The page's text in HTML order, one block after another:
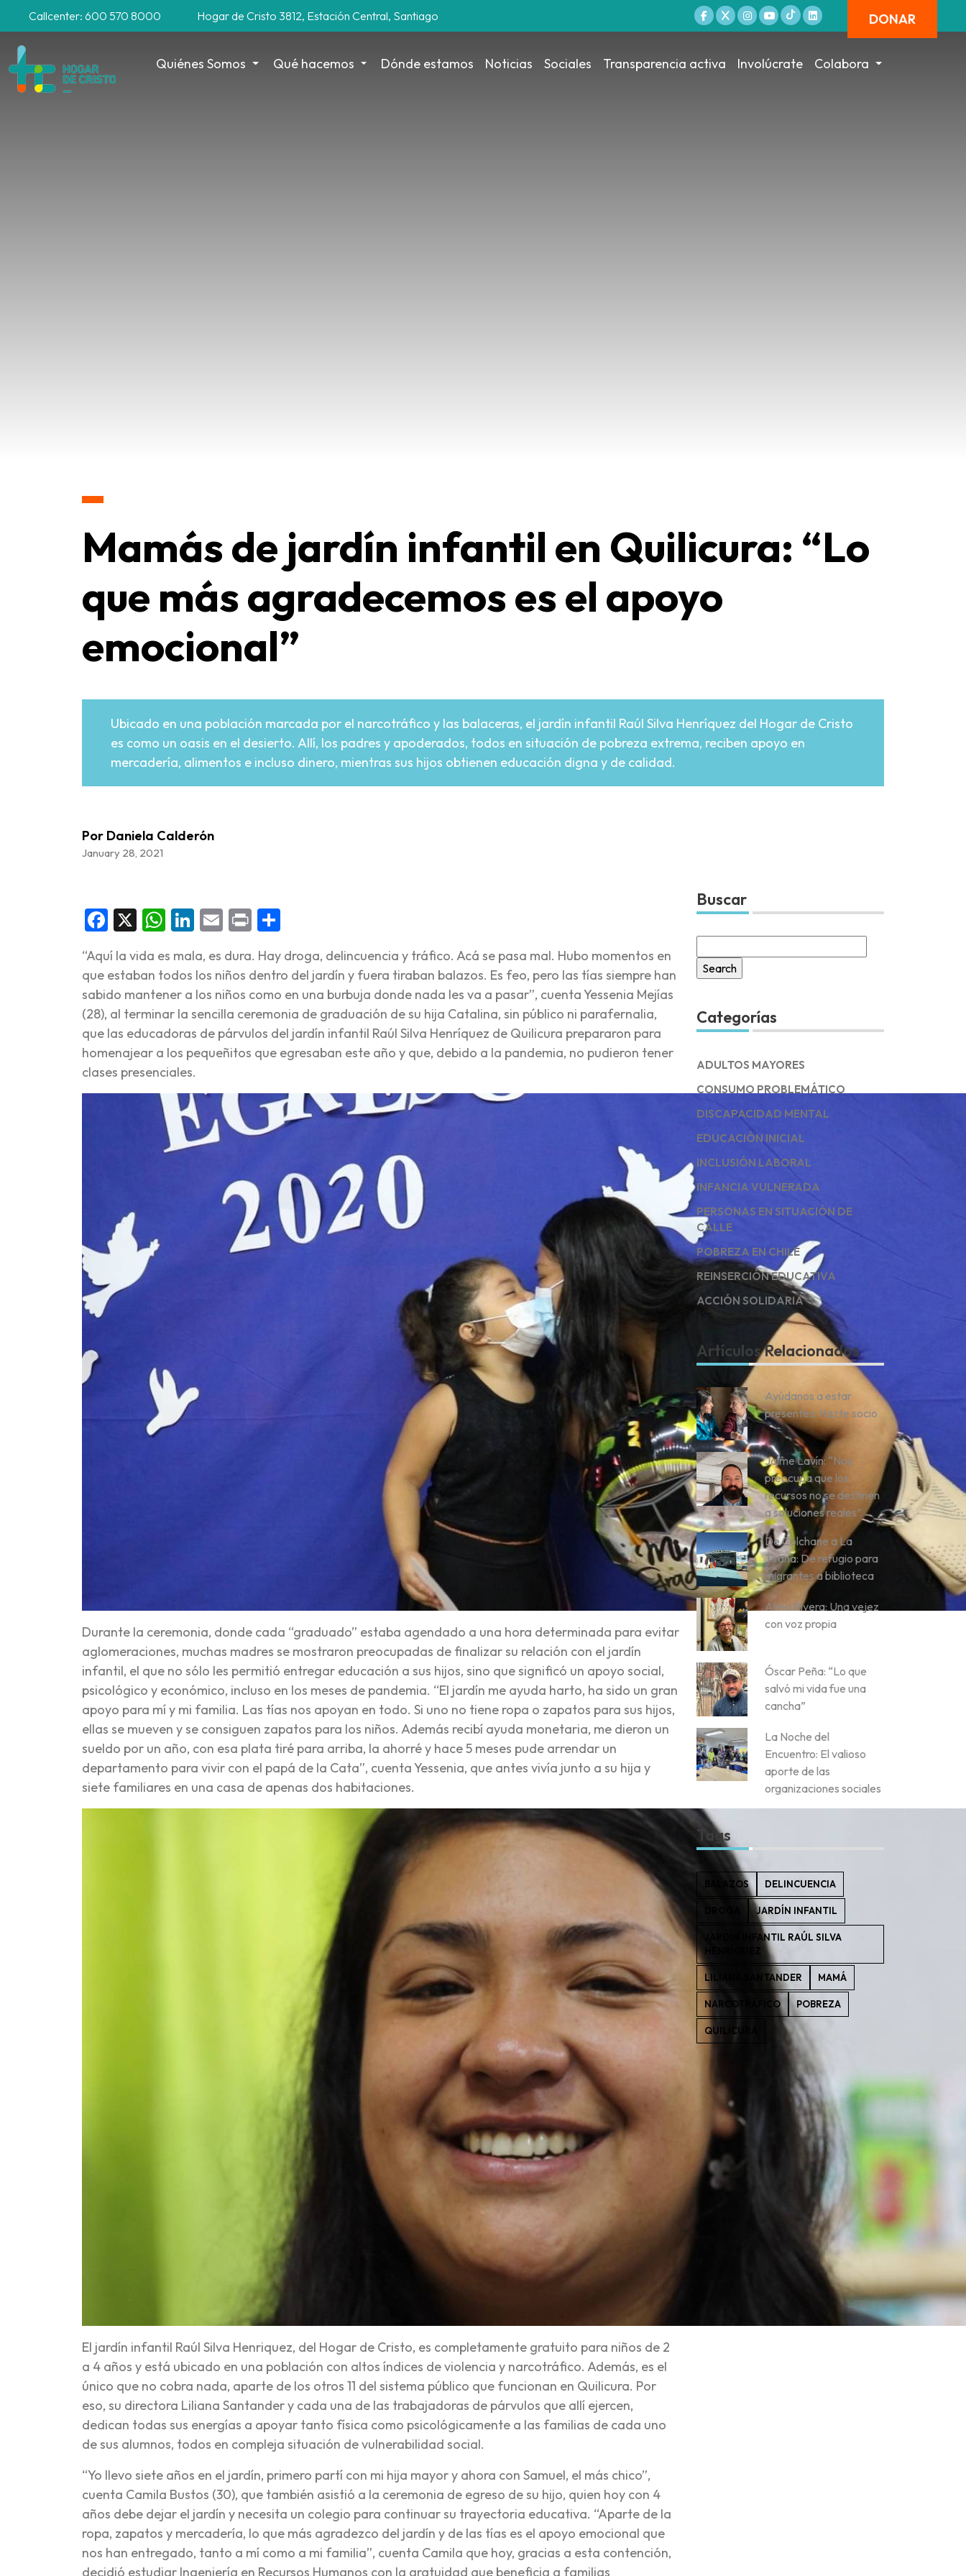
Callcenter: 600 570 8000 Hogar de Cristo 3812, Estación Central, Santiago DONAR
Quiénes Somos Qué hacemos Dónde estamos Noticias Sociales Transparencia activa Involúcrate Colabora
Mamás de jardín infantil en Quilicura: “Lo
que más agradecemos es el apoyo
emocional”
Ubicado en una población marcada por el narcotráfico y las balaceras, el jardín infantil Raúl Silva Henríquez del Hogar de Cristo
es como un oasis en el desierto. Allí, los padres y apoderados, todos en situación de pobreza extrema, reciben apoyo en
mercadería, alimentos e incluso dinero, mientras sus hijos obtienen educación digna y de calidad.
Por Daniela Calderón
January 28, 2021
Facebook
X WhatsApp
LinkedIn
Email
Print
“Aquí la vida es mala, es dura. Hay droga, delincuencia y tráfico. Acá se pasa mal. Hubo momentos en
que estaban todos los niños dentro del jardín y fuera tiraban balazos. Es feo, pero las tías siempre han
sabido mantener a los niños como en una burbuja donde nada les va a pasar”, cuenta Yessenia Mejías
(28), al terminar la sencilla ceremonia de graduación de su hija Catalina, sin público ni parafernalia,
que las educadoras de párvulos del jardín infantil Raúl Silva Henríquez de Quilicura prepararon para
homenajear a los pequeñitos que egresaban este año y que, debido a la pandemia, no pudieron tener
clases presenciales.
Durante la ceremonia, donde cada “graduado” estaba agendado a una hora determinada para evitar
aglomeraciones, muchas madres se mostraron preocupadas de finalizar su relación con el jardín
infantil, el que no sólo les permitió entregar educación a sus hijos, sino que significó un apoyo social,
psicológico y económico, incluso en los meses de pandemia. “El jardín me ayuda harto, ha sido un gran
apoyo para mí y mi familia. Las tías nos apoyan en todo. Si uno no tiene ropa o zapatos para sus hijos,
ellas se mueven y se consiguen zapatos para los niños. Además recibí ayuda monetaria, me dieron un
sueldo por un año, con esa plata tiré para arriba, la ahorré y hace 5 meses pude arrendar un
departamento para vivir con el papá de la Cata”, cuenta Yessenia, que antes vivía junto a su hija y
siete familiares en una casa de apenas dos habitaciones.
El jardín infantil Raúl Silva Henriquez, del Hogar de Cristo, es completamente gratuito para niños de 2
a 4 años y está ubicado en una población con altos índices de violencia y narcotráfico. Además, es el
único que no cobra nada, aparte de los otros 11 del sistema público que funcionan en Quilicura. Por
eso, su directora Liliana Santander y cada una de las trabajadoras de párvulos que allí ejercen,
dedican todas sus energías a apoyar tanto física como psicológicamente a las familias de cada uno
de sus alumnos, todos en compleja situación de vulnerabilidad social.
“Yo llevo siete años en el jardín, primero partí con mi hija mayor y ahora con Samuel, el más chico”,
cuenta Camila Bustos (30), que también asistió a la ceremonia de egreso de su hijo, quien hoy con 4
años debe dejar el jardín y necesita un colegio para continuar su trayectoria educativa. “Aparte de la
ropa, zapatos y mercadería, lo que más agradezco del jardín y de las tías es el apoyo emocional que
nos han entregado, tanto a mí como a mi familia”, cuenta Camila que hoy, gracias a esta contención,
decidió estudiar Ingeniería en Recursos Humanos con la gratuidad que beneficia a familias
Buscar
for:
Categorías
ADULTOS MAYORES
CONSUMO PROBLEMÁTICO
DISCAPACIDAD MENTAL
EDUCACIÓN INICIAL
INCLUSIÓN LABORAL
INFANCIA VULNERADA
PERSONAS EN SITUACIÓN DE
CALLE
POBREZA EN CHILE
REINSERCIÓN EDUCATIVA
ACCIÓN SOLIDARIA
Artículos Relacionados
Ayúdanos a estar
presentes: Hazte socio
Jaime Lavín: “Nos
preocupa que los
recursos no se destinen
a soluciones reales”
De Colchane a La
Tirana: De refugio para
migrantes a biblioteca
Alma Rivera: Una vejez
con voz propia
Óscar Peña: “Lo que
salvó mi vida fue una
cancha”
La Noche del
Encuentro: El valioso
aporte de las
organizaciones sociales
Tags
BALAZOS DELINCUENCIA
JARDÍN INFANTIL
JARDÍN INFANTIL RAÚL SILVA
HENRÍQUEZ
LILIANA SANTANDER MAMÁ
NARCOTRÁFICO POBREZA
QUILICURA